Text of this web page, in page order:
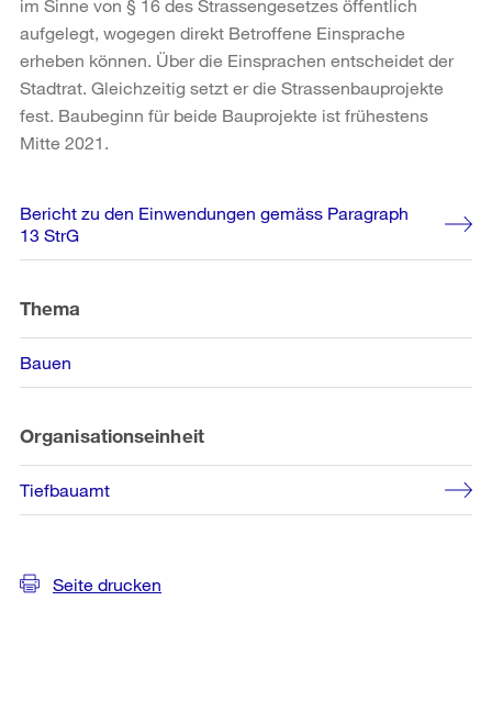
im Sinne von § 16 des Strassengesetzes öffentlich
aufgelegt, wogegen direkt Betroffene Einsprache
erheben können. Über die Einsprachen entscheidet der
Stadtrat. Gleichzeitig setzt er die Strassenbauprojekte
fest. Baubeginn für beide Bauprojekte ist frühestens
Mitte 2021.
Weitere
Informationen
Bericht zu den Einwendungen gemäss Paragraph
13 StrG
Thema
Bauen
Organisationseinheit
Tiefbauamt
Seite drucken